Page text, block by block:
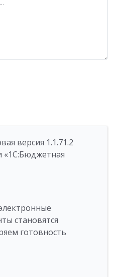
версия 1.1.71.2
«1C:Бюджетная
становятся
готовность